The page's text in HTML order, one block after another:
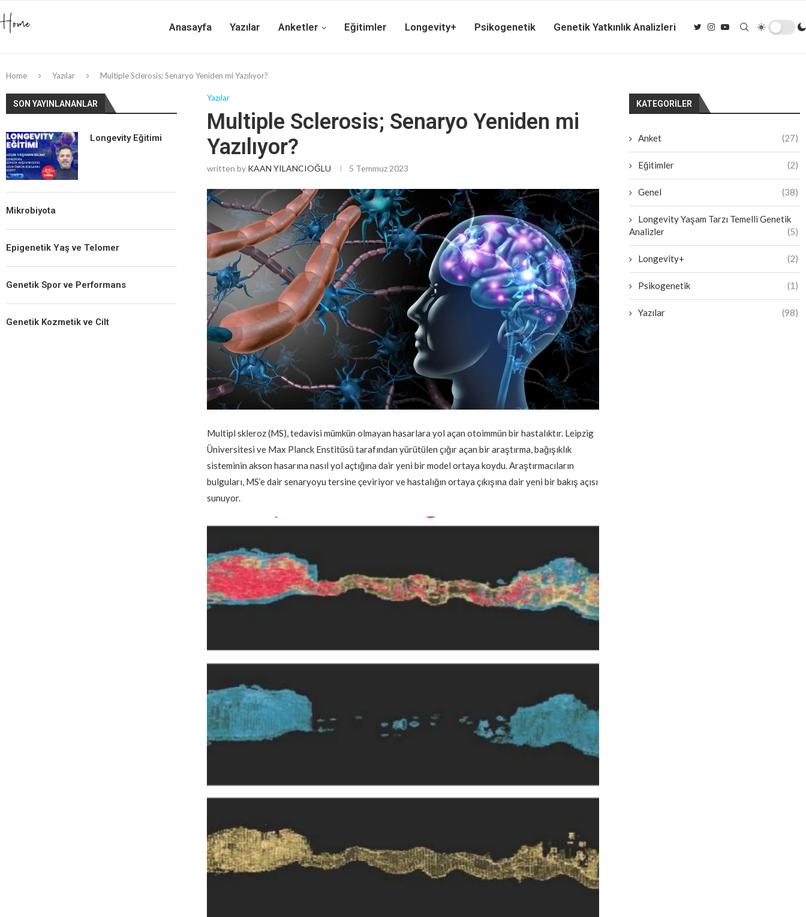
Anasayfa Yazılar Anketler Eğitimler Longevity+ Psikogenetik Genetik Yatkınlık Analizleri
Home Yazılar Multiple Sclerosis; Senaryo Yeniden mi Yazılıyor?
Yazılar
Multiple Sclerosis; Senaryo Yeniden mi
Yazılıyor?
written by KAAN YILANCIOĞLU 5 Temmuz 2023
Multipl skleroz (MS), tedavisi mümkün olmayan hasarlara yol açan otoimmün bir hastalıktır. Leipzig
Üniversitesi ve Max Planck Enstitüsü tarafından yürütülen çığır açan bir araştırma, bağışıklık
sisteminin akson hasarına nasıl yol açtığına dair yeni bir model ortaya koydu. Araştırmacıların
bulguları, MS’e dair senaryoyu tersine çeviriyor ve hastalığın ortaya çıkışına dair yeni bir bakış açısı
sunuyor.
KATEGORILER
Anket (27)
Eğitimler (2)
Genel (38)
Longevity Yaşam Tarzı Temelli Genetik
Analizler
(5)
Longevity+ (2)
Psikogenetik (1)
Yazılar (98)
SON YAYINLANANLAR
Longevity Eğitimi
Mikrobiyota
Epigenetik Yaş ve Telomer
Genetik Spor ve Performans
Genetik Kozmetik ve Cilt